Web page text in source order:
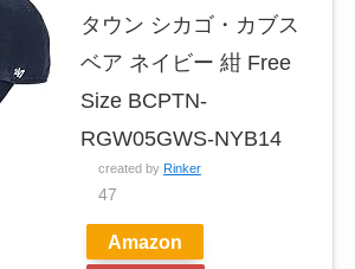
タウン シカゴ・カブス
ベア ネイビー 紺 Free
Size BCPTN-
RGW05GWS-NYB14
created by Rinker
47
Amazon